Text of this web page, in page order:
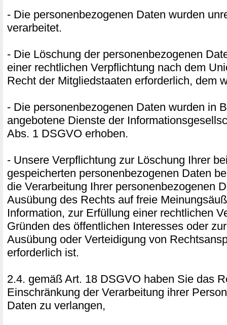
- Die personenbezogenen Daten wurden
verarbeitet.
- Die Löschung der personenbezogenen
einer rechtlichen Verpflichtung nach dem
Recht der Mitgliedstaaten erforderlich, dem
- Die personenbezogenen Daten wurden in
angebotene Dienste der
Abs. 1 DSGVO erhoben.
- Unsere Verpflichtung zur Löschung Ihrer
gespeicherten personenbezogenen Daten
die Verarbeitung Ihrer personenbezogenen
Ausübung des Rechts auf freie
Information, zur Erfüllung einer rechtlichen
Gründen des öffentlichen Interesses oder
Ausübung oder Verteidigung von
erforderlich ist.
2.4. gemäß Art. 18 DSGVO haben Sie das
Einschränkung der Verarbeitung ihrer
Daten zu verlangen,